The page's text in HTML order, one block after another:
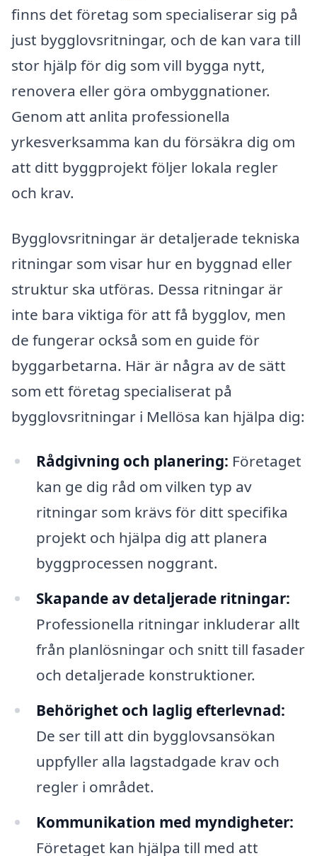
finns det företag som specialiserar sig på
just bygglovsritningar, och de kan vara till
stor hjälp för dig som vill bygga nytt,
renovera eller göra ombyggnationer.
Genom att anlita professionella
yrkesverksamma kan du försäkra dig om
att ditt byggprojekt följer lokala regler
och krav.
Bygglovsritningar är detaljerade tekniska
ritningar som visar hur en byggnad eller
struktur ska utföras. Dessa ritningar är
inte bara viktiga för att få bygglov, men
de fungerar också som en guide för
byggarbetarna. Här är några av de sätt
som ett företag specialiserat på
bygglovsritningar i Mellösa kan hjälpa dig:
Rådgivning och planering: Företaget
kan ge dig råd om vilken typ av
ritningar som krävs för ditt specifika
projekt och hjälpa dig att planera
byggprocessen noggrant.
Skapande av detaljerade ritningar:
Professionella ritningar inkluderar allt
från planlösningar och snitt till fasader
och detaljerade konstruktioner.
Behörighet och laglig efterlevnad:
De ser till att din bygglovsansökan
uppfyller alla lagstadgade krav och
regler i området.
Kommunikation med myndigheter:
Företaget kan hjälpa till med att